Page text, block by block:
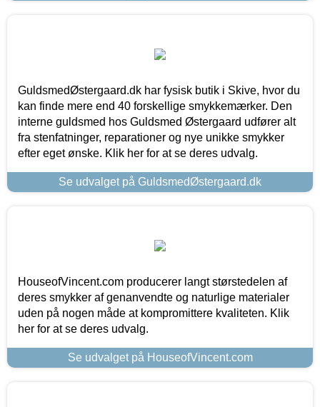
GuldsmedØstergaard.dk har fysisk butik i Skive, hvor du
kan finde mere end 40 forskellige smykkemærker. Den
interne guldsmed hos Guldsmed Østergaard udfører alt
fra stenfatninger, reparationer og nye unikke smykker
efter eget ønske. Klik her for at se deres udvalg.
Se udvalget på GuldsmedØstergaard.dk
HouseofVincent.com producerer langt størstedelen af
deres smykker af genanvendte og naturlige materialer
uden på nogen måde at kompromittere kvaliteten. Klik
her for at se deres udvalg.
Se udvalget på HouseofVincent.com